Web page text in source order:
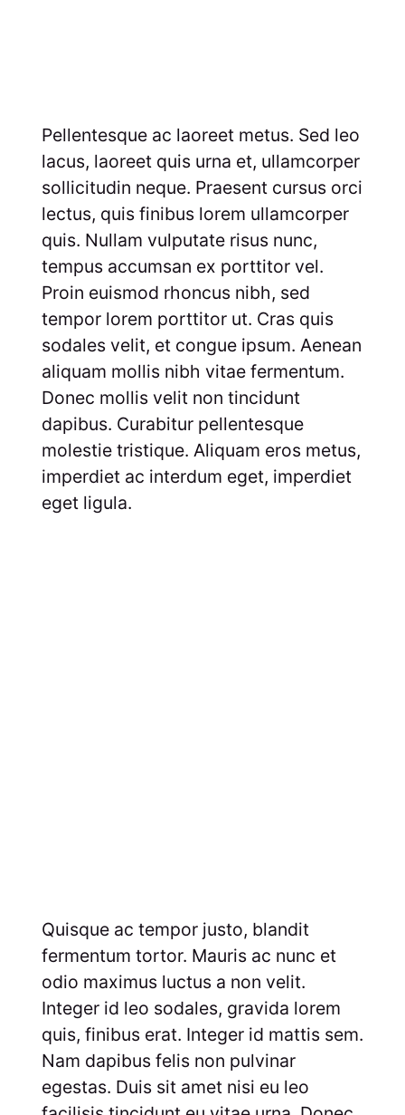
Pellentesque ac laoreet metus. Sed leo
lacus, laoreet quis urna et, ullamcorper
sollicitudin neque. Praesent cursus orci
lectus, quis finibus lorem ullamcorper
quis. Nullam vulputate risus nunc,
tempus accumsan ex porttitor vel.
Proin euismod rhoncus nibh, sed
tempor lorem porttitor ut. Cras quis
sodales velit, et congue ipsum. Aenean
aliquam mollis nibh vitae fermentum.
Donec mollis velit non tincidunt
dapibus. Curabitur pellentesque
molestie tristique. Aliquam eros metus,
imperdiet ac interdum eget, imperdiet
eget ligula.
Quisque ac tempor justo, blandit
fermentum tortor. Mauris ac nunc et
odio maximus luctus a non velit.
Integer id leo sodales, gravida lorem
quis, finibus erat. Integer id mattis sem.
Nam dapibus felis non pulvinar
egestas. Duis sit amet nisi eu leo